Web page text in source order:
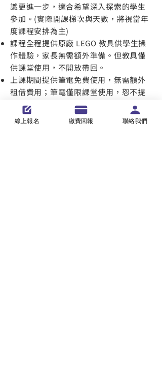
識更進一步，適合希望深入探索的學生
參加。(實際開課梯次與天數，將視當年
度課程安排為主)
課程全程提供原廠 LEGO 教具供學生操
作體驗，家長無需額外準備。但教具僅
供課堂使用，不開放帶回。
上課期間提供筆電免費使用，無需額外
租借費用；筆電僅限課堂使用，恕不提
供帶回。
線上報名 繳費回報 聯絡我們